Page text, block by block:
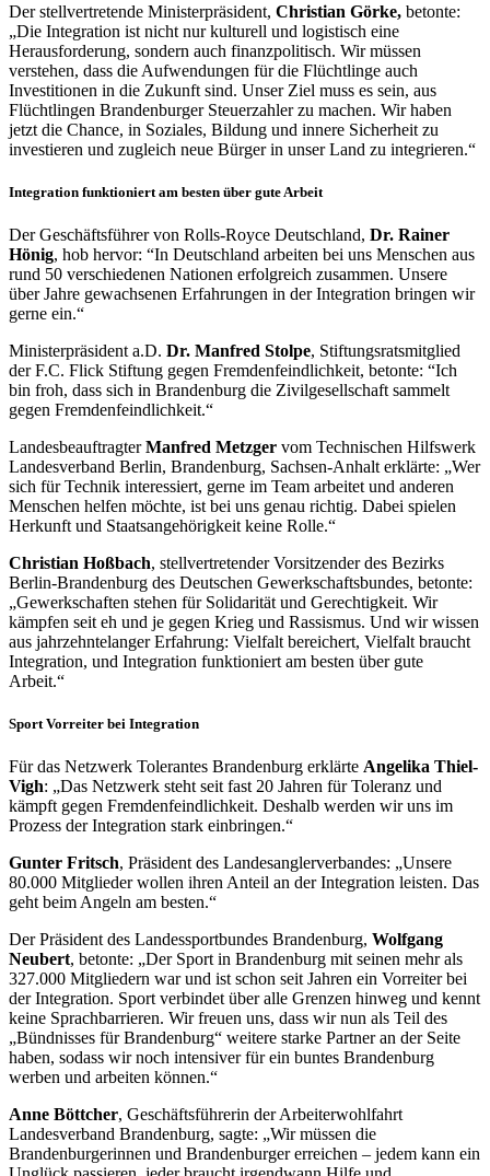
Der stellvertretende Ministerpräsident, Christian Görke, betonte:
„Die Integration ist nicht nur kulturell und logistisch eine
Herausforderung, sondern auch finanzpolitisch. Wir müssen
verstehen, dass die Aufwendungen für die Flüchtlinge auch
Investitionen in die Zukunft sind. Unser Ziel muss es sein, aus
Flüchtlingen Brandenburger Steuerzahler zu machen. Wir haben
jetzt die Chance, in Soziales, Bildung und innere Sicherheit zu
investieren und zugleich neue Bürger in unser Land zu integrieren.“
Integration funktioniert am besten über gute Arbeit
Der Geschäftsführer von Rolls-Royce Deutschland, Dr. Rainer
Hönig, hob hervor: “In Deutschland arbeiten bei uns Menschen aus
rund 50 verschiedenen Nationen erfolgreich zusammen. Unsere
über Jahre gewachsenen Erfahrungen in der Integration bringen wir
gerne ein.“
Ministerpräsident a.D. Dr. Manfred Stolpe, Stiftungsratsmitglied
der F.C. Flick Stiftung gegen Fremdenfeindlichkeit, betonte: “Ich
bin froh, dass sich in Brandenburg die Zivilgesellschaft sammelt
gegen Fremdenfeindlichkeit.“
LandesbeauftragterManfred Metzger vom Technischen Hilfswerk
Landesverband Berlin, Brandenburg, Sachsen-Anhalt erklärte: „Wer
sich für Technik interessiert, gerne im Team arbeitet und anderen
Menschen helfen möchte, ist bei uns genau richtig. Dabei spielen
Herkunft und Staatsangehörigkeit keine Rolle.“
Christian Hoßbach, stellvertretender Vorsitzender des Bezirks
Berlin-Brandenburg des Deutschen Gewerkschaftsbundes, betonte:
„Gewerkschaften stehen für Solidarität und Gerechtigkeit. Wir
kämpfen seit eh und je gegen Krieg und Rassismus. Und wir wissen
aus jahrzehntelanger Erfahrung: Vielfalt bereichert, Vielfalt braucht
Integration, und Integration funktioniert am besten über gute
Arbeit.“
Sport Vorreiter bei Integration
Für das Netzwerk Tolerantes Brandenburg erklärte Angelika Thiel-
Vigh: „Das Netzwerk steht seit fast 20 Jahren für Toleranz und
kämpft gegen Fremdenfeindlichkeit. Deshalb werden wir uns im
Prozess der Integration stark einbringen.“
Gunter Fritsch, Präsident des Landesanglerverbandes: „Unsere
80.000 Mitglieder wollen ihren Anteil an der Integration leisten. Das
geht beim Angeln am besten.“
Der Präsident des Landessportbundes Brandenburg, Wolfgang
Neubert, betonte: „Der Sport in Brandenburg mit seinen mehr als
327.000 Mitgliedern war und ist schon seit Jahren ein Vorreiter bei
der Integration. Sport verbindet über alle Grenzen hinweg und kennt
keine Sprachbarrieren. Wir freuen uns, dass wir nun als Teil des
„Bündnisses für Brandenburg“ weitere starke Partner an der Seite
haben, sodass wir noch intensiver für ein buntes Brandenburg
werben und arbeiten können.“
Anne Böttcher, Geschäftsführerin der Arbeiterwohlfahrt
Landesverband Brandenburg, sagte: „Wir müssen die
Brandenburgerinnen und Brandenburger erreichen – jedem kann ein